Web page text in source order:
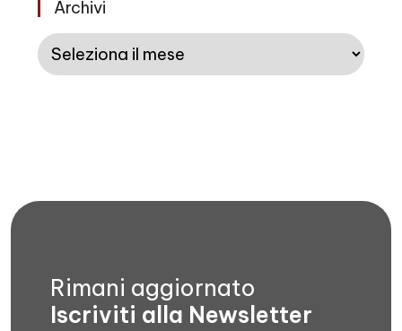
Archivi
Archivi
Rimani aggiornato
Iscriviti alla Newsletter